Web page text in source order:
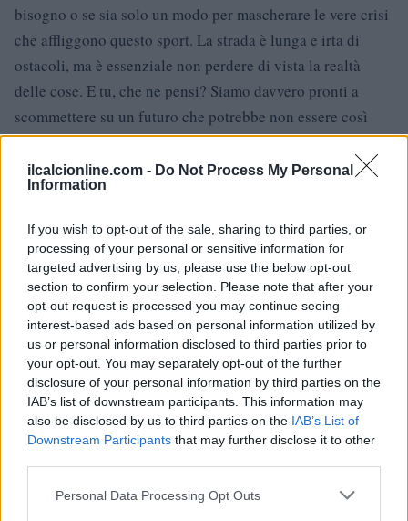
ilcalcionline.com - Do Not Process My Personal
Information
If you wish to opt-out of the sale, sharing to third parties, or
processing of your personal or sensitive information for
targeted advertising by us, please use the below opt-out
section to confirm your selection. Please note that after your
opt-out request is processed you may continue seeing
interest-based ads based on personal information utilized by
us or personal information disclosed to third parties prior to
your opt-out. You may separately opt-out of the further
disclosure of your personal information by third parties on the
IAB’s list of downstream participants. This information may
also be disclosed by us to third parties on the IAB’s List of
Downstream Participants that may further disclose it to other
Please note that this website/app uses one or more Google
Personal Data Processing Opt Outs
bisogno o se sia solo un modo per mascherare le vere crisi
che affliggono questo sport. La strada è lunga e irta di
ostacoli, ma è essenziale non perdere di vista la realtà
delle cose. E tu, che ne pensi? Siamo davvero pronti a
scommettere su un futuro che potrebbe non essere così
luminoso come ci dicono?
AiAdhubMedia